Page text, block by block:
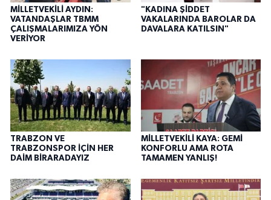
MİLLETVEKİLİ AYDIN:
VATANDAŞLAR TBMM
ÇALIŞMALARIMIZA YÖN
VERİYOR
"KADINA ŞİDDET
VAKALARINDA BAROLAR DA
DAVALARA KATILSIN"
TRABZON VE
TRABZONSPOR İÇİN HER
DAİM BİRARADAYIZ
MİLLETVEKİLİ KAYA: GEMİ
KONFORLU AMA ROTA
TAMAMEN YANLIŞ!